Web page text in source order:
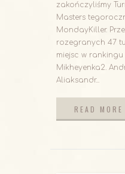
zakończyliśmy
Masters
MondayKiller.
rozegranych 47
miejsc w rankingu
Mikheyenka2.
Aliaksandr...
READ MORE